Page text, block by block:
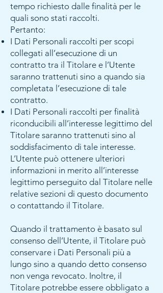
tempo richiesto dalle finalità per le
quali sono stati raccolti.
Pertanto:
I Dati Personali raccolti per scopi
collegati all’esecuzione di un
contratto tra il Titolare e l’Utente
saranno trattenuti sino a quando sia
completata l’esecuzione di tale
contratto.
I Dati Personali raccolti per finalità
riconducibili all’interesse legittimo del
Titolare saranno trattenuti sino al
soddisfacimento di tale interesse.
L’Utente può ottenere ulteriori
informazioni in merito all’interesse
legittimo perseguito dal Titolare nelle
relative sezioni di questo documento
o contattando il Titolare.
Quando il trattamento è basato sul
consenso dell’Utente, il Titolare può
conservare i Dati Personali più a
lungo sino a quando detto consenso
non venga revocato. Inoltre, il
Titolare potrebbe essere obbligato a